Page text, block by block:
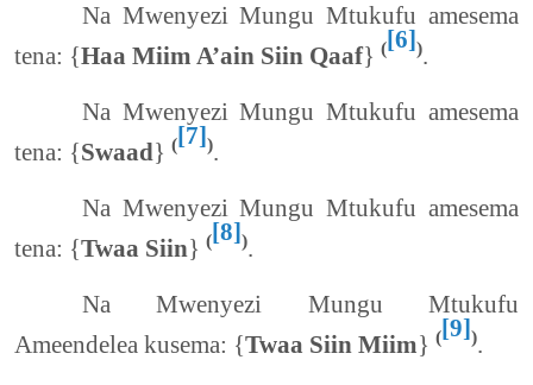
Na Mwenyezi Mungu Mtukufu amesema
tena: {Haa Miim A’ain Siin Qaaf} ([6]).
Na Mwenyezi Mungu Mtukufu amesema
tena: {Swaad} ([7]).
Na Mwenyezi Mungu Mtukufu amesema
tena: {Twaa Siin} ([8]).
Na Mwenyezi Mungu Mtukufu
Ameendelea kusema: {Twaa Siin Miim} ([9]).